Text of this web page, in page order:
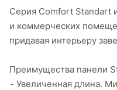
Серия Comfort Standart
и коммерческих
придавая интерьеру
Преимущества панели
⁃ Увеличенная длина.